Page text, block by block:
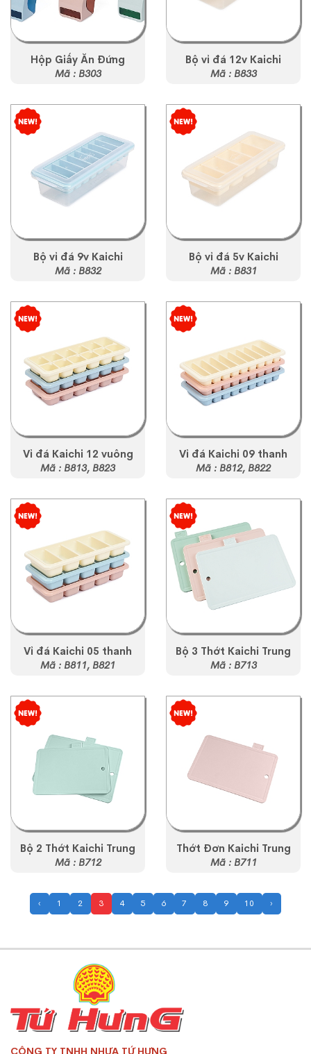
Hộp Giấy Ăn Đứng
Mã : B303
Bộ vỉ đá 12v Kaichi
Mã : B833
Bộ vỉ đá 9v Kaichi
Mã : B832
Bộ vỉ đá 5v Kaichi
Mã : B831
Vỉ đá Kaichi 12 vuông
Mã : B813, B823
Vỉ đá Kaichi 09 thanh
Mã : B812, B822
Vỉ đá Kaichi 05 thanh
Mã : B811, B821
Bộ 3 Thớt Kaichi Trung
Mã : B713
Bộ 2 Thớt Kaichi Trung
Mã : B712
Thớt Đơn Kaichi Trung
Mã : B711
‹ 1 2 3 4 5 6 7 8 9 10 ›
CÔNG TY TNHH NHỰA TỨ HƯNG